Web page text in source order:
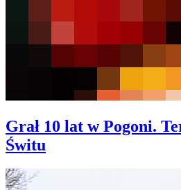
Grał 10 lat w Pogoni.
Świtu